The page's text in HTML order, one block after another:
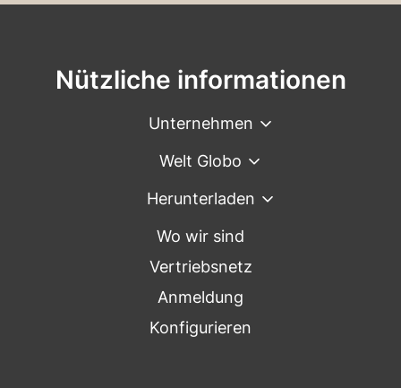
Nützliche informationen
Unternehmen
Welt Globo
Herunterladen
Wo wir sind
Vertriebsnetz
Anmeldung
Konfigurieren